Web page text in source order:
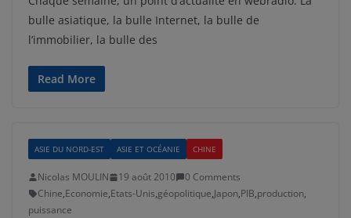
bulle asiatique, la bulle Internet, la bulle de
l’immobilier, la bulle des
Read More
ASIE DU NORD-EST ASIE ET OCÉANIE CHINE
Nicolas MOULIN 19 août 2010
0 Comments
Chine,Economie,Etats-Unis,géopolitique,Japon,PIB,production,
puissance